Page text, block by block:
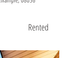
Rented